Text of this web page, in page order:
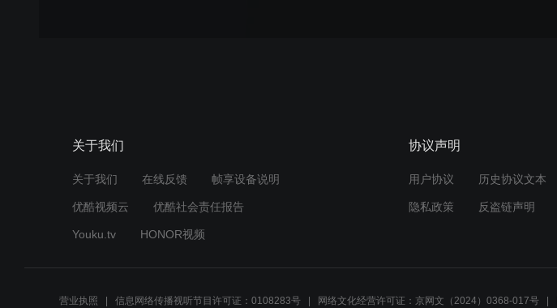
关于我们
关于我们 在线反馈 帧享设备说明
优酷视频云 优酷社会责任报告
Youku.tv HONOR视频
协议声明
用户协议 历史协议文本
隐私政策 反盗链声明
营业执照 信息网络传播视听节目许可证：0108283号 网络文化经营许可证：京网文（2024）0368-017号